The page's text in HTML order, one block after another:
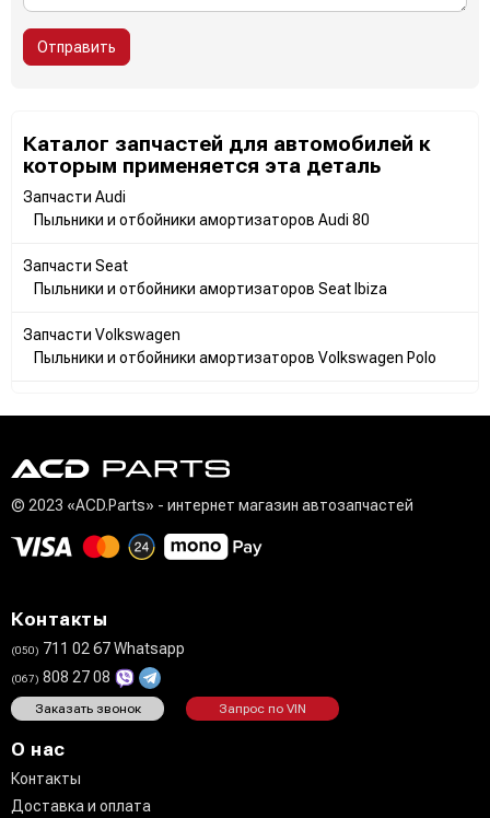
Отправить
Каталог запчастей для автомобилей к
которым применяется эта деталь
Запчасти Audi
Пыльники и отбойники амортизаторов Audi 80
Запчасти Seat
Пыльники и отбойники амортизаторов Seat Ibiza
Запчасти Volkswagen
Пыльники и отбойники амортизаторов Volkswagen Polo
© 2023 «ACD.Parts» - интернет магазин автозапчастей
Контакты
(050) 711 02 67 Whatsapp
(067) 808 27 08
Заказать звонок Запрос по VIN
О нас
Контакты
Доставка и оплата